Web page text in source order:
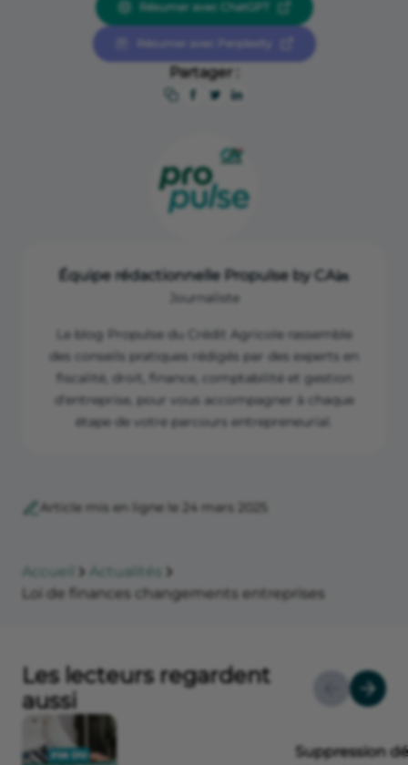
https://www.legifrance.gouv.fr/jorf/id/JORFTEXT0000
51168007
Ministère du Commerce, de l'Artisanat, des Petites et
Moyennes entreprises et de l'Économie sociale et
solidaire, “Communiqué de presse - Abaissement du
https://presse.economie.gouv.fr/abaissement-du-
seuil-de-franchise-de-tva-fin-de-la-consultation-et-
prochaines-etapes/
Résumer avec ChatGPT
Résumer avec Perplexity
Partager :
Équipe rédactionnelle Propulse by CA
Journaliste
Le blog Propulse du Crédit Agricole rassemble
des conseils pratiques rédigés par des experts en
fiscalité, droit, finance, comptabilité et gestion
d'entreprise, pour vous accompagner à chaque
étape de votre parcours entrepreneurial.
Article mis en ligne le 24 mars 2025
Accueil
Actualités
Loi de finances changements entreprises
Les lecteurs regardent
aussi
Suppression